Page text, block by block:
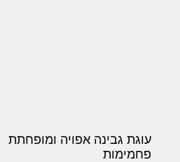
עוגת גבינה אפויה ומופחתת
פחמימות